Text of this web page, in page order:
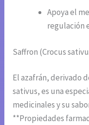
Apoya el
regulación
Saffron (Crocus
El azafrán, derivado
sativus, es una
medicinales y su
**Propiedades